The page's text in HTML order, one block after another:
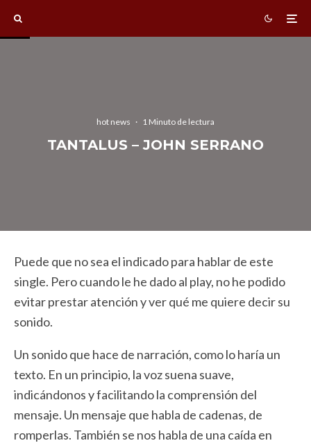
hot news · 1 Minuto de lectura
TANTALUS – JOHN SERRANO
Puede que no sea el indicado para hablar de este
single. Pero cuando le he dado al play, no he podido
evitar prestar atención y ver qué me quiere decir su
sonido.
Un sonido que hace de narración, como lo haría un
texto. En un principio, la voz suena suave,
indicándonos y facilitando la comprensión del
mensaje. Un mensaje que habla de cadenas, de
romperlas. También se nos habla de una caída en